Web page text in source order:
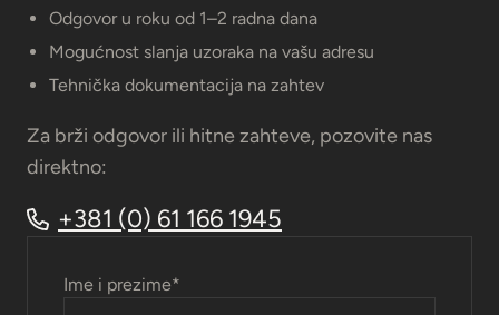
Odgovor u roku od 1–2 radna dana
Mogućnost slanja uzoraka na vašu adresu
Tehnička dokumentacija na zahtev
Za brži odgovor ili hitne zahteve, pozovite nas
direktno:
+381 (0) 61 166 1945
Ime i prezime*